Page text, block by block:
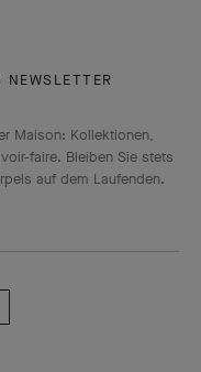
Maison: Kollektionen,
faire. Bleiben Sie stets
auf dem Laufenden.